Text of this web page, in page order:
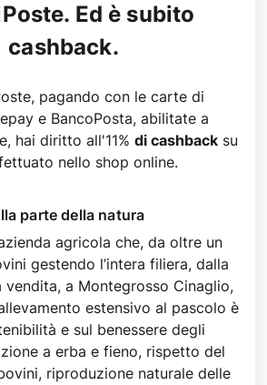
Ed è subito
cashback.
pagando con le carte di
e BancoPosta, abilitate a
hai diritto all'11% di cashback su
nello shop online.
parte della natura
agricola che, da oltre un
gestendo l’intera filiera, dalla
vendita, a Montegrosso Cinaglio,
estensivo al pascolo è
e sul benessere degli
a erba e fieno, rispetto del
riproduzione naturale delle